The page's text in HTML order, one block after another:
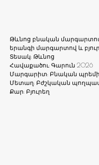
Թևնոց բնական
երանգի մարգարտով և
Տեսակ: Թևնոց
Հավաքածու: Գարուն 2026
Մարգարիտ: Բնական
Մետաղ: Բժշկական պողպատ
Քար: Բյուրեղ